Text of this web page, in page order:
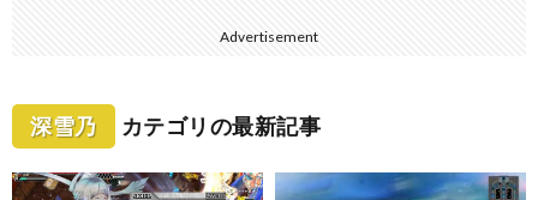
Advertisement
深雪乃 カテゴリの最新記事